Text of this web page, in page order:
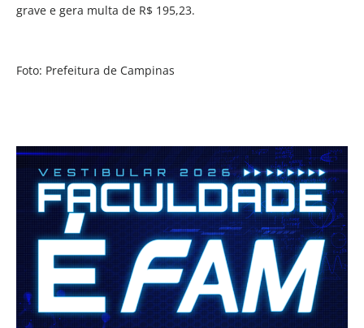
grave e gera multa de R$ 195,23.
Foto: Prefeitura de Campinas